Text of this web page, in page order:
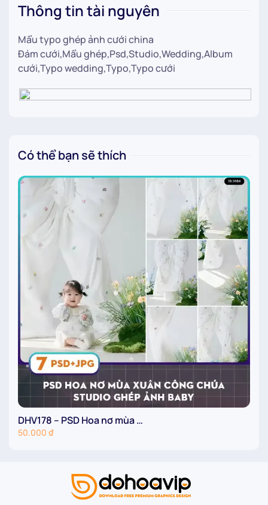
Thông tin tài nguyên
Mẩu typo ghép ảnh cưới china
Đám cưới,Mẩu ghép,Psd,Studio,Wedding,Album
cưới,Typo wedding,Typo,Typo cưới
Có thể bạn sẽ thích
DHV178 – PSD Hoa nơ mùa …
50.000 ₫